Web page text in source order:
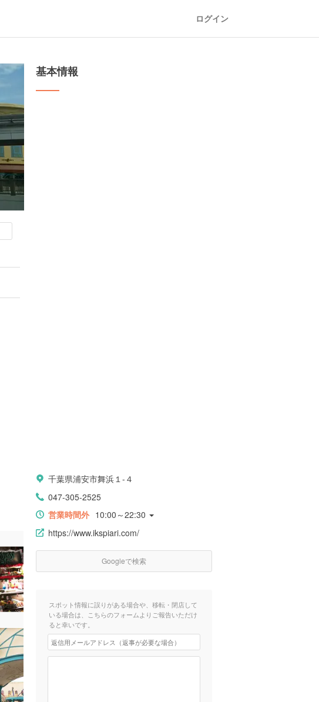
ログイン
基本情報
千葉県浦安市舞浜１-４
047-305-2525
営業時間外 10:00～22:30
https://www.ikspiari.com/
Googleで検索
スポット情報に誤りがある場合や、移転・閉店して
いる場合は、こちらのフォームよりご報告いただけ
ると幸いです。